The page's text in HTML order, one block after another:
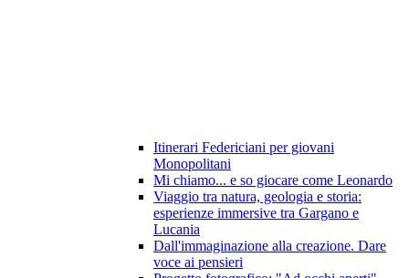
Itinerari Federiciani per giovani
Monopolitani
Mi chiamo... e so giocare come Leonardo
Viaggio tra natura, geologia e storia:
esperienze immersive tra Gargano e
Lucania
Dall'immaginazione alla creazione. Dare
voce ai pensieri